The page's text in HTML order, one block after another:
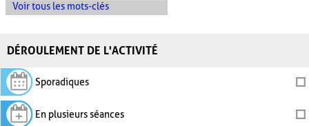
Voir tous les mots-clés
DÉROULEMENT DE L'ACTIVITÉ
Sporadiques
En plusieurs séances